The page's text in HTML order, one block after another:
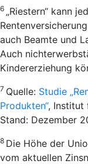
6 „Riestern“ kann
auch Beamte und
Auch
Kindererziehung
7 Quelle: Studie
Produkten“, Institut
Stand: Dezember
8 Die Höhe der
vom aktuellen